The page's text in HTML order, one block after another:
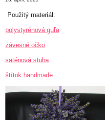
Použitý materiál:
polystyrénová guľa
závesné očko
saténová stuha
štítok handmade